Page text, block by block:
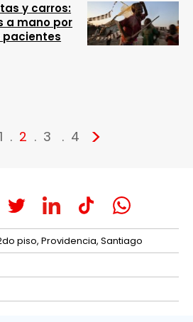
y carros:
a mano por
pacientes
1 2 3 4 >
piso, Providencia, Santiago